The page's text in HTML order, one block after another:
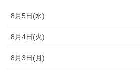
8月5日(水)
8月4日(火)
8月3日(月)